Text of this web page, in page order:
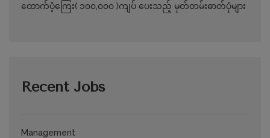
ထောက်ပံ့ကြေး( ၁၀၀,၀၀၀ )ကျပ် ပေးသည့် မှတ်တမ်းဓာတ်ပုံများ
Recent Jobs
Management